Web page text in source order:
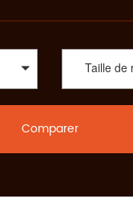
Taille de
Comparer